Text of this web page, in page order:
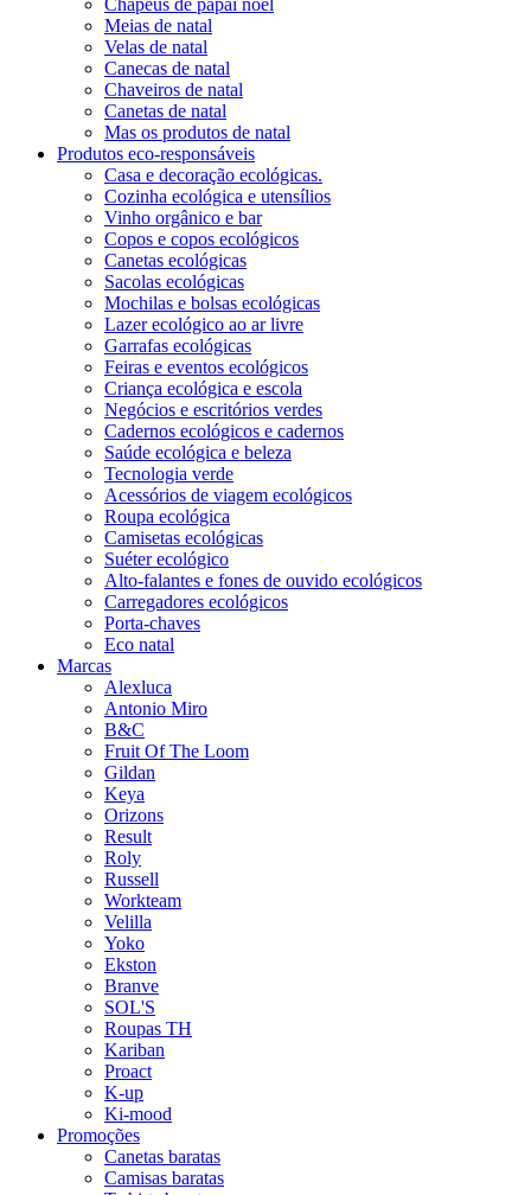
Meias de natal
Velas de natal
Canecas de natal
Chaveiros de natal
Canetas de natal
Mas os produtos de natal
Produtos eco-responsáveis
Casa e decoração ecológicas.
Cozinha ecológica e utensílios
Vinho orgânico e bar
Copos e copos ecológicos
Canetas ecológicas
Sacolas ecológicas
Mochilas e bolsas ecológicas
Lazer ecológico ao ar livre
Garrafas ecológicas
Feiras e eventos ecológicos
Criança ecológica e escola
Negócios e escritórios verdes
Cadernos ecológicos e cadernos
Saúde ecológica e beleza
Tecnologia verde
Acessórios de viagem ecológicos
Roupa ecológica
Camisetas ecológicas
Suéter ecológico
Alto-falantes e fones de ouvido ecológicos
Carregadores ecológicos
Porta-chaves
Eco natal
Marcas
Alexluca
Antonio Miro
B&C
Fruit Of The Loom
Gildan
Keya
Orizons
Result
Roly
Russell
Workteam
Velilla
Yoko
Ekston
Branve
SOL'S
Roupas TH
Kariban
Proact
K-up
Ki-mood
Promoções
Canetas baratas
Camisas baratas